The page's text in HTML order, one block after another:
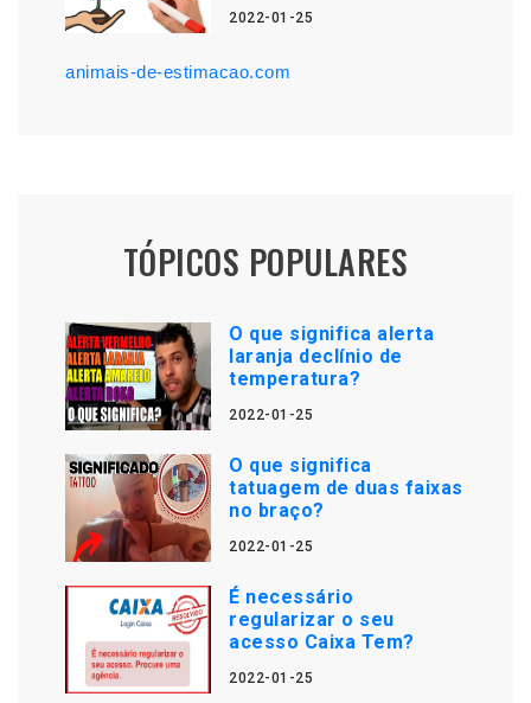
2022-01-25
animais-de-estimacao.com
TÓPICOS POPULARES
O que significa alerta
laranja declínio de
temperatura?
2022-01-25
O que significa
tatuagem de duas faixas
no braço?
2022-01-25
É necessário
regularizar o seu
acesso Caixa Tem?
2022-01-25